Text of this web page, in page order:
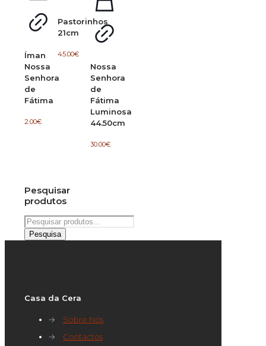
Íman
Nossa
Senhora
de
Fátima
2.00€
Pastorinhos
21cm
45.00€
Nossa
Senhora
de
Fátima
Luminosa
44.50cm
30.00€
Pesquisar
produtos
Pesquisar
por:
Pesquisa
Casa da Cera
→
Sobre Nós
→
Contactos